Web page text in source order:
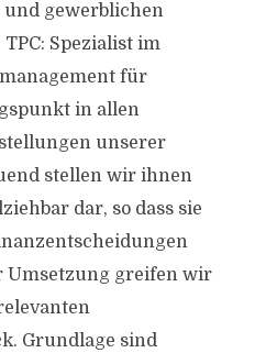
gewerblichen
Spezialist im
für
in allen
unserer
stellen wir ihnen
dar, so dass sie
Umsetzung greifen wir
Grundlage sind